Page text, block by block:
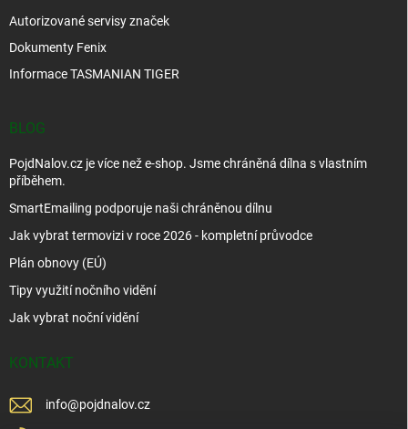
Autorizované servisy značek
Dokumenty Fenix
Informace TASMANIAN TIGER
BLOG
PojdNalov.cz je více než e-shop. Jsme chráněná dílna s vlastním
příběhem.
SmartEmailing podporuje naši chráněnou dílnu
Jak vybrat termovizi v roce 2026 - kompletní průvodce
Plán obnovy (EÚ)
Tipy využití nočního vidění
Jak vybrat noční vidění
KONTAKT
info@pojdnalov.cz